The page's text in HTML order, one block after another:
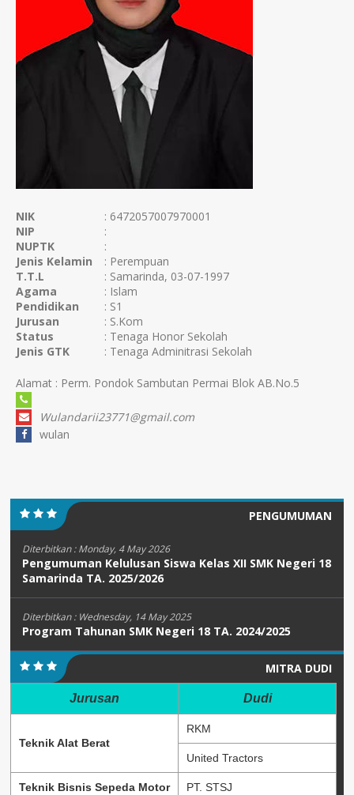
NIK
: 6472057007970001
NIP
:
NUPTK
:
Jenis Kelamin
: Perempuan
T.T.L
: Samarinda, 03-07-1997
Agama
: Islam
Pendidikan
: S1
Jurusan
: S.Kom
Status
: Tenaga Honor Sekolah
Jenis GTK
: Tenaga Adminitrasi Sekolah
Alamat : Perm. Pondok Sambutan Permai Blok AB.No.5
Wulandarii23771@gmail.com
wulan
PENGUMUMAN
Diterbitkan :Monday, 4 May 2026
Pengumuman Kelulusan Siswa Kelas XII SMK Negeri 18
Samarinda TA. 2025/2026
Diterbitkan : Wednesday, 14 May 2025
Program Tahunan SMK Negeri 18 TA. 2024/2025
MITRA DUDI
Jurusan Dudi
Teknik Alat Berat
RKM
United Tractors
Teknik Bisnis Sepeda Motor PT. STSJ